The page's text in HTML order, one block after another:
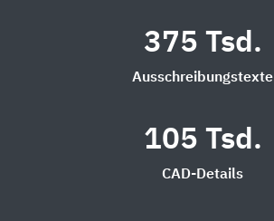
375 Tsd.
Ausschreibungstexte
105 Tsd.
CAD-Details